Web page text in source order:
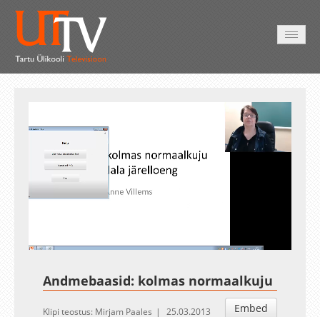
10.99%
Andmebaasid: kolmas normaalkuju
Embed
Klipi teostus: Mirjam Paales
25.03.2013